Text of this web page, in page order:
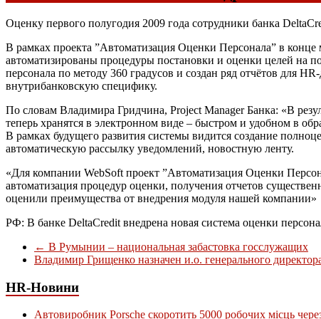
Оценку первого полугодия 2009 года сотрудники банка
В рамках проекта ”Автоматизация Оценки Персонала” в
автоматизированы процедуры постановки и оценки целей на
персонала по методу 360 градусов и создан ряд отчётов для
внутрибанковскую специфику.
По словам Владимира Гридчина, Project Manager Банка: «В
теперь хранятся в электронном виде – быстром и удобном в
В рамках будущего развития системы видится создание
автоматическую рассылку уведомлений, новостную ленту.
«Для компании WebSoft проект ”Автоматизация Оценки
автоматизация процедур оценки, получения отчетов
оценили преимущества от внедрения модуля нашей компании»
РФ: В банке DeltaCredit внедрена новая система оценки
← В Румынии – национальная забастовка госслужащих
Владимир Грищенко назначен и.о. генерального
HR-Новини
Автовиробник Porsche скоротить 5000 робочих місць